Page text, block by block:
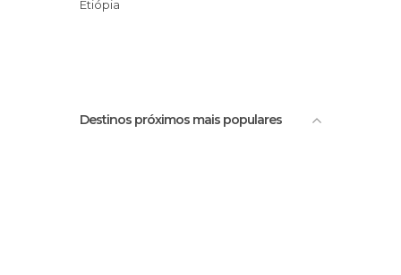
Etiópia
Destinos próximos mais populares